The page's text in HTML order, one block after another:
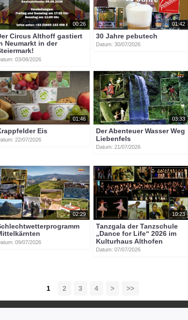
althofen btvon althofener_meisterklassen rika
00:26
Circus Althoff gastiert
Neumarkt in der
03/08/2026
01:42
30 Jahre pebutech
Datum: 30/07/2026
01:46
Eis
22/07/2026
03:33
Der Abenteuer Wasser Weg
Liebenfels
Datum: 21/07/2026
02:29
09/07/2026
10:23
Tanzgala der Tanzschule
„Dance for Life“ 2026 im
Kulturhaus Althofen
Datum: 07/07/2026
1 2 3 4 > >>